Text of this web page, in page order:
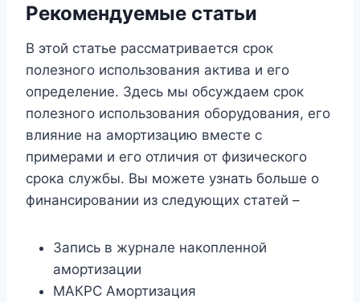
Рекомендуемые статьи
В этой статье рассматривается срок
полезного использования актива и его
определение. Здесь мы обсуждаем срок
полезного использования оборудования, его
влияние на амортизацию вместе с
примерами и его отличия от физического
срока службы. Вы можете узнать больше о
финансировании из следующих статей –
Запись в журнале накопленной
амортизации
МАКРС Амортизация